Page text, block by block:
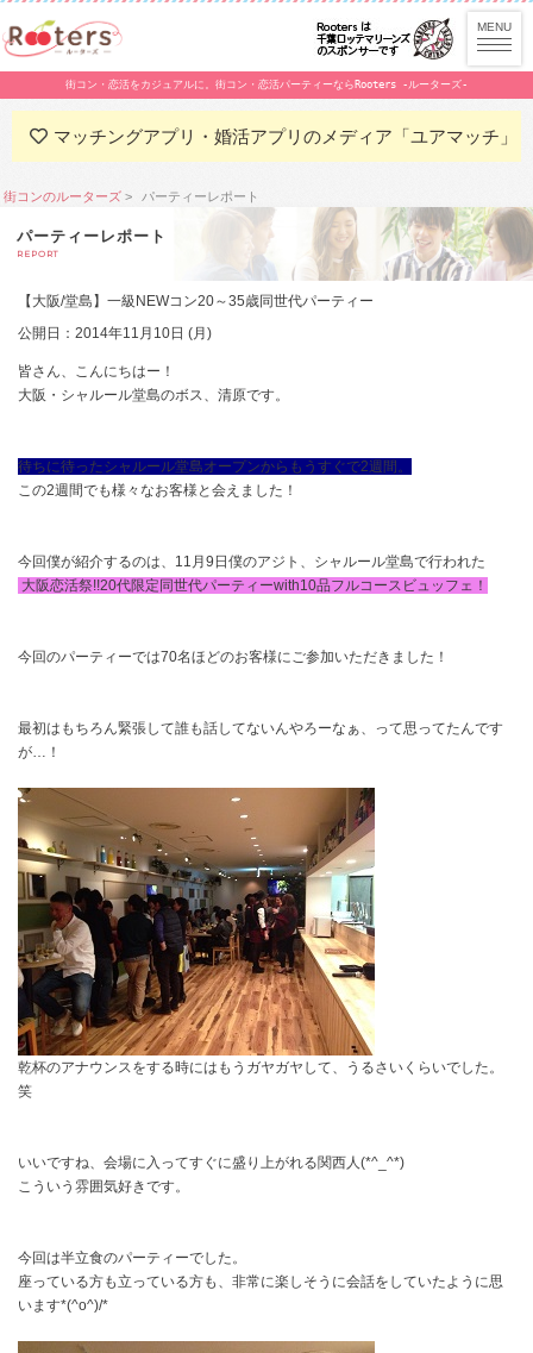
街コン・恋活をカジュアルに。街コン・恋活パーティーならRooters -ルーターズ-
マッチングアプリ・婚活アプリのメディア「ユアマッチ」
街コンのルーターズ パーティーレポート
パーティーレポート
REPORT
​【大阪/堂島】一級NEWコン20～35歳同世代パーティー
公開日：2014年11月10日 (月)
皆さん、こんにちはー！
大阪・シャルール堂島のボス、 清原です。
待ちに待った シャルール堂島オープンからもうすぐで2週間。
この2週間でも様々なお客様と会えました！
今回僕が紹介するのは、11月9日僕のアジト、シャルール堂島で行われた
大阪恋活祭!!20代限定同世代パーティーwith10品フルコースビュッフェ！
今回のパーティーでは70名ほどのお客様にご参加いただきました！
最初はもちろん緊張して誰も話してないんやろーなぁ、って思ってたんです
が…！
乾杯のアナウンスをする時にはもう ガヤガヤ して、うるさいくらいでした。
笑
いいですね、会場に入ってすぐに盛り上がれる関西人(*^_^*)
こういう雰囲気好きです。
今回は半立食のパーティーでした。
座っている方も立っている方も、非常に楽しそうに会話をしていたように思
います*(^o^)/*